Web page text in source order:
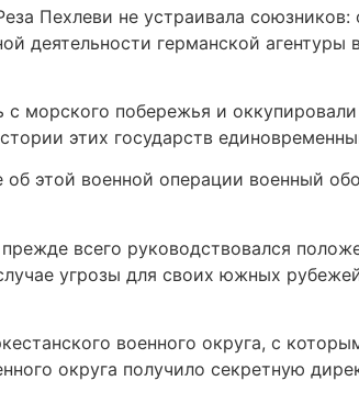
Пехлеви не устраивала
деятельности германской
с морского побережья и
этих государств
об этой военной операции военный
всего руководствовался
угрозы для своих южных
военного округа, с
округа получило секретную